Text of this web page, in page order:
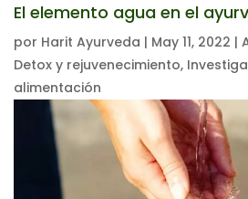
El elemento agua en el
por Harit Ayurveda | May 11, 2022 |
Detox y rejuvenecimiento,
alimentación